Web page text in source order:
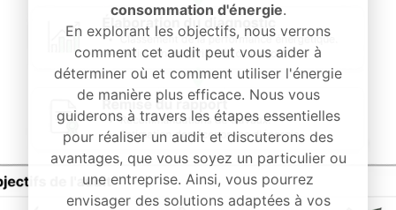
consommation d'énergie.
En explorant les objectifs, nous verrons
comment cet audit peut vous aider à
déterminer où et comment utiliser l'énergie
de manière plus efficace. Nous vous
guiderons à travers les étapes essentielles
pour réaliser un audit et discuterons des
avantages, que vous soyez un particulier ou
une entreprise. Ainsi, vous pourrez
envisager des solutions adaptées à vos